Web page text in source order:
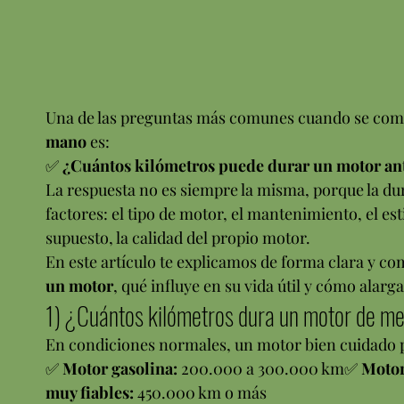
Una de las preguntas más comunes cuando se
mano es:
✅ ¿Cuántos kilómetros puede durar un motor
La respuesta no es siempre la misma, porque la
factores: el tipo de motor, el mantenimiento, el
supuesto, la calidad del propio motor.
En este artículo te explicamos de forma clara y
un motor, qué influye en su vida útil y cómo
1) ¿Cuántos kilómetros dura un motor de
En condiciones normales, un motor bien cuidado
✅ Motor gasolina: 200.000 a 300.000 km✅
muy fiables: 450.000 km o más